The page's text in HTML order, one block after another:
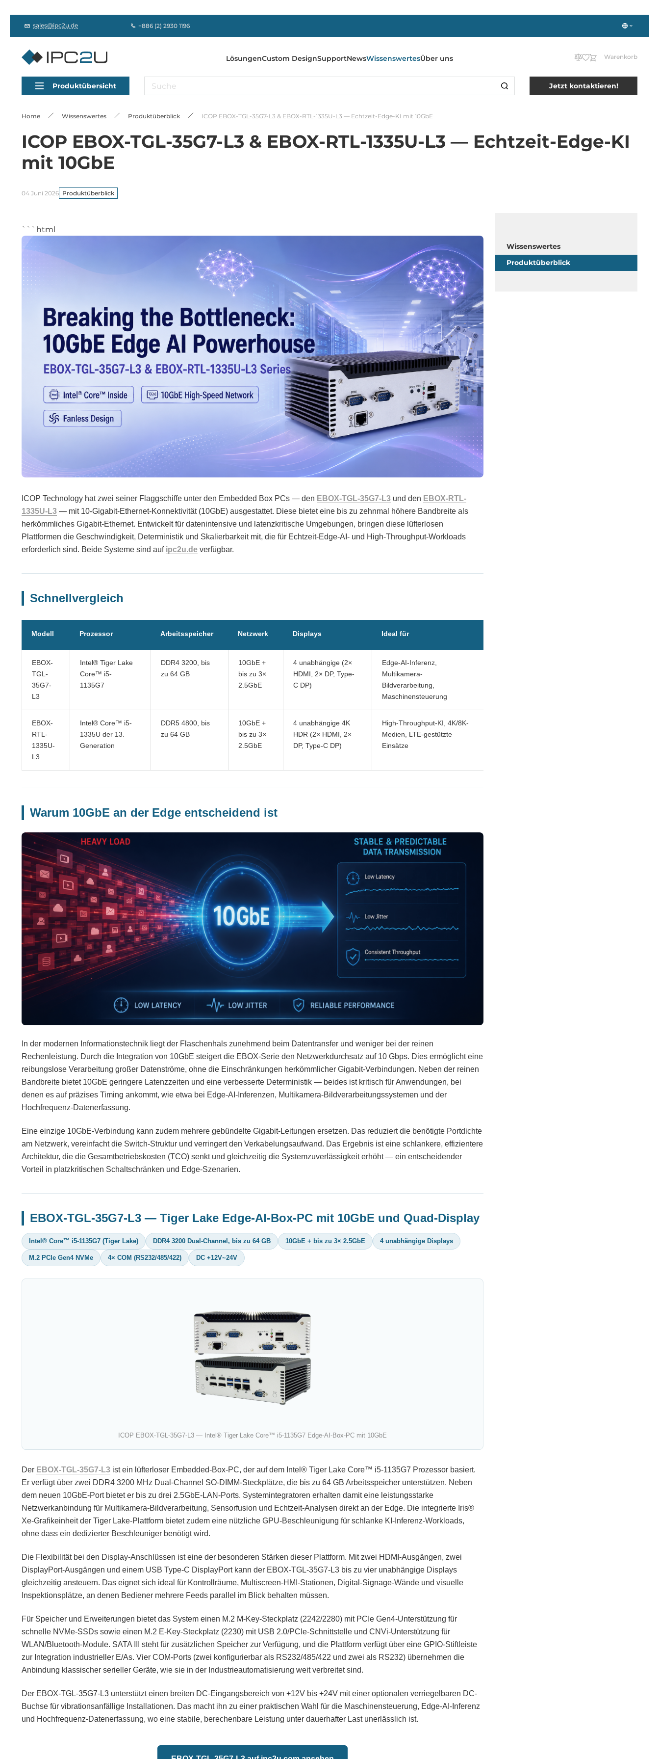
sales@ipc2u.de +886 (2) 2930 1196
LösungenCustom DesignSupportNewsWissenswertesÜber uns Warenkorb
Produktübersicht Jetzt kontaktieren!
Home Wissenswertes Produktüberblick ICOP EBOX-TGL-35G7-L3 & EBOX-RTL-1335U-L3 — Echtzeit-Edge-KI mit 10GbE
ICOP EBOX-TGL-35G7-L3 & EBOX-RTL-1335U-L3 — Echtzeit-Edge-KI
mit 10GbE
04 Juni 2026 Produktüberblick
```html
ICOP Technology hat zwei seiner Flaggschiffe unter den Embedded Box PCs — den EBOX-TGL-35G7-L3 und den EBOX-RTL-
1335U-L3 — mit 10-Gigabit-Ethernet-Konnektivität (10GbE) ausgestattet. Diese bietet eine bis zu zehnmal höhere Bandbreite als
herkömmliches Gigabit-Ethernet. Entwickelt für datenintensive und latenzkritische Umgebungen, bringen diese lüfterlosen
Plattformen die Geschwindigkeit, Deterministik und Skalierbarkeit mit, die für Echtzeit-Edge-AI- und High-Throughput-Workloads
erforderlich sind. Beide Systeme sind auf ipc2u.de verfügbar.
Schnellvergleich
Modell Prozessor Arbeitsspeicher Netzwerk Displays Ideal für
EBOX-
TGL-
35G7-
L3
Intel® Tiger Lake
Core™ i5-
1135G7
DDR4 3200, bis
zu 64 GB
10GbE +
bis zu 3×
2.5GbE
4 unabhängige (2×
HDMI, 2× DP, Type-
C DP)
Edge-AI-Inferenz,
Multikamera-
Bildverarbeitung,
Maschinensteuerung
EBOX-
RTL-
1335U-
L3
Intel® Core™ i5-
1335U der 13.
Generation
DDR5 4800, bis
zu 64 GB
10GbE +
bis zu 3×
2.5GbE
4 unabhängige 4K
HDR (2× HDMI, 2×
DP, Type-C DP)
High-Throughput-KI, 4K/8K-
Medien, LTE-gestützte
Einsätze
Warum 10GbE an der Edge entscheidend ist
In der modernen Informationstechnik liegt der Flaschenhals zunehmend beim Datentransfer und weniger bei der reinen
Rechenleistung. Durch die Integration von 10GbE steigert die EBOX-Serie den Netzwerkdurchsatz auf 10 Gbps. Dies ermöglicht eine
reibungslose Verarbeitung großer Datenströme, ohne die Einschränkungen herkömmlicher Gigabit-Verbindungen. Neben der reinen
Bandbreite bietet 10GbE geringere Latenzzeiten und eine verbesserte Deterministik — beides ist kritisch für Anwendungen, bei
denen es auf präzises Timing ankommt, wie etwa bei Edge-AI-Inferenzen, Multikamera-Bildverarbeitungssystemen und der
Hochfrequenz-Datenerfassung.
Eine einzige 10GbE-Verbindung kann zudem mehrere gebündelte Gigabit-Leitungen ersetzen. Das reduziert die benötigte Portdichte
am Netzwerk, vereinfacht die Switch-Struktur und verringert den Verkabelungsaufwand. Das Ergebnis ist eine schlankere, effizientere
Architektur, die die Gesamtbetriebskosten (TCO) senkt und gleichzeitig die Systemzuverlässigkeit erhöht — ein entscheidender
Vorteil in platzkritischen Schaltschränken und Edge-Szenarien.
EBOX-TGL-35G7-L3 — Tiger Lake Edge-AI-Box-PC mit 10GbE und Quad-Display
Intel® Core™ i5-1135G7 (Tiger Lake) DDR4 3200 Dual-Channel, bis zu 64 GB 10GbE + bis zu 3× 2.5GbE 4 unabhängige Displays
M.2 PCIe Gen4 NVMe 4× COM (RS232/485/422) DC +12V~24V
ICOP EBOX-TGL-35G7-L3 — Intel® Tiger Lake Core™ i5-1135G7 Edge-AI-Box-PC mit 10GbE
Der EBOX-TGL-35G7-L3 ist ein lüfterloser Embedded-Box-PC, der auf dem Intel® Tiger Lake Core™ i5-1135G7 Prozessor basiert.
Er verfügt über zwei DDR4 3200 MHz Dual-Channel SO-DIMM-Steckplätze, die bis zu 64 GB Arbeitsspeicher unterstützen. Neben
dem neuen 10GbE-Port bietet er bis zu drei 2.5GbE-LAN-Ports. Systemintegratoren erhalten damit eine leistungsstarke
Netzwerkanbindung für Multikamera-Bildverarbeitung, Sensorfusion und Echtzeit-Analysen direkt an der Edge. Die integrierte Iris®
Xe-Grafikeinheit der Tiger Lake-Plattform bietet zudem eine nützliche GPU-Beschleunigung für schlanke KI-Inferenz-Workloads,
ohne dass ein dedizierter Beschleuniger benötigt wird.
Die Flexibilität bei den Display-Anschlüssen ist eine der besonderen Stärken dieser Plattform. Mit zwei HDMI-Ausgängen, zwei
DisplayPort-Ausgängen und einem USB Type-C DisplayPort kann der EBOX-TGL-35G7-L3 bis zu vier unabhängige Displays
gleichzeitig ansteuern. Das eignet sich ideal für Kontrollräume, Multiscreen-HMI-Stationen, Digital-Signage-Wände und visuelle
Inspektionsplätze, an denen Bediener mehrere Feeds parallel im Blick behalten müssen.
Für Speicher und Erweiterungen bietet das System einen M.2 M-Key-Steckplatz (2242/2280) mit PCIe Gen4-Unterstützung für
schnelle NVMe-SSDs sowie einen M.2 E-Key-Steckplatz (2230) mit USB 2.0/PCIe-Schnittstelle und CNVi-Unterstützung für
WLAN/Bluetooth-Module. SATA III steht für zusätzlichen Speicher zur Verfügung, und die Plattform verfügt über eine GPIO-Stiftleiste
zur Integration industrieller E/As. Vier COM-Ports (zwei konfigurierbar als RS232/485/422 und zwei als RS232) übernehmen die
Anbindung klassischer serieller Geräte, wie sie in der Industrieautomatisierung weit verbreitet sind.
Der EBOX-TGL-35G7-L3 unterstützt einen breiten DC-Eingangsbereich von +12V bis +24V mit einer optionalen verriegelbaren DC-
Buchse für vibrationsanfällige Installationen. Das macht ihn zu einer praktischen Wahl für die Maschinensteuerung, Edge-AI-Inferenz
und Hochfrequenz-Datenerfassung, wo eine stabile, berechenbare Leistung unter dauerhafter Last unerlässlich ist.
Wissenswertes
Produktüberblick